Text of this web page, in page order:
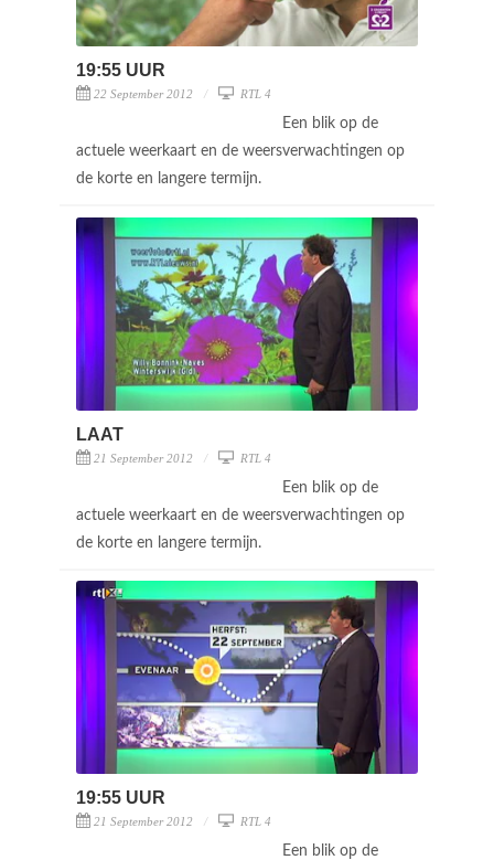
19:55 UUR
22 September 2012 RTL 4
Een blik op de
actuele weerkaart en de weersverwachtingen op
de korte en langere termijn.
LAAT
21 September 2012 RTL 4
Een blik op de
actuele weerkaart en de weersverwachtingen op
de korte en langere termijn.
19:55 UUR
21 September 2012 RTL 4
Een blik op de